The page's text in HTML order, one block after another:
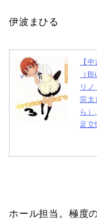
伊波まひる
【
（
リ
宗太
ら）
足
ホール担当。極度